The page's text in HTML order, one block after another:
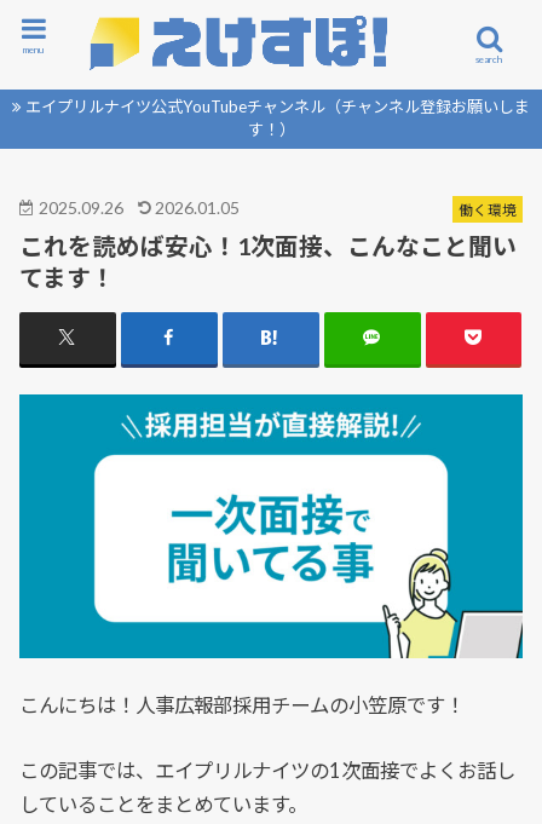
search
menu
エイプリルナイツ公式YouTubeチャンネル（チャンネル登録お願いしま
す！）
働く環境
2025.09.26 2026.01.05
これを読めば安心！1次面接、こんなこと聞い
てます！
こんにちは！人事広報部採用チームの小笠原です！
この記事では、エイプリルナイツの1次面接でよくお話し
していることをまとめています。